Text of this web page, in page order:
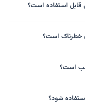
قابل استفاده است؟
خطرناک است؟
است؟
شود؟